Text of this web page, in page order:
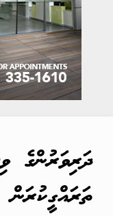
ދަރިވަރުންގެ